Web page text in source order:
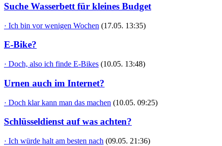
Suche Wasserbett für kleines Budget
· Ich bin vor wenigen Wochen (17.05. 13:35)
E-Bike?
· Doch, also ich finde E-Bikes (10.05. 13:48)
Urnen auch im Internet?
· Doch klar kann man das machen (10.05. 09:25)
Schlüsseldienst auf was achten?
· Ich würde halt am besten nach (09.05. 21:36)